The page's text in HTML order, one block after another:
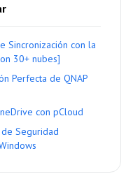
Sincronización con la
30+ nubes]
Perfecta de QNAP
con pCloud
Seguridad